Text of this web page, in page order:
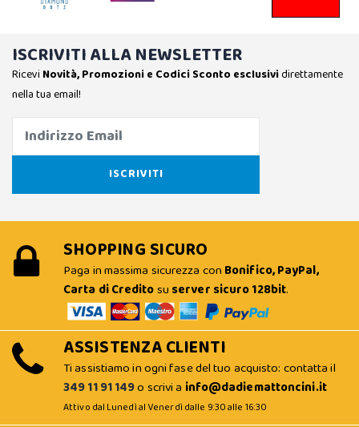
ISCRIVITI ALLA NEWSLETTER
Ricevi Novità, Promozioni e Codici Sconto esclusividirettamente
nella tua email!
SHOPPING SICURO
Paga in massima sicurezza con Bonifico, PayPal,
Carta di Creditosu server sicuro 128bit.
ASSISTENZA CLIENTI
Ti assistiamo in ogni fase del tuo acquisto: contatta il
349 11 91 149o scrivi a info@dadiemattoncini.it
Attivo dal Lunedì al Venerdì dalle 9:30 alle 16:30